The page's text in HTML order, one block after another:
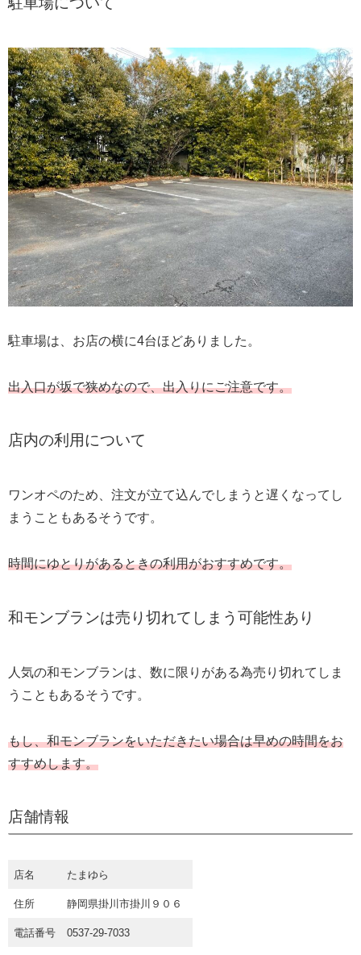
駐車場は、お店の横に4台ほどありました。
出入口が坂で狭めなので、出入りにご注意です。
店内の利用について
ワンオペのため、注文が立て込んでしまうと遅くなってし
まうこともあるそうです。
時間にゆとりがあるときの利用がおすすめです。
和モンブランは売り切れてしまう可能性あり
人気の和モンブランは、数に限りがある為売り切れてしま
うこともあるそうです。
もし、和モンブランをいただきたい場合は早めの時間をお
すすめします。
店舗情報
店名 たまゆら
住所 静岡県掛川市掛川９０６
電話番号 0537-29-7033